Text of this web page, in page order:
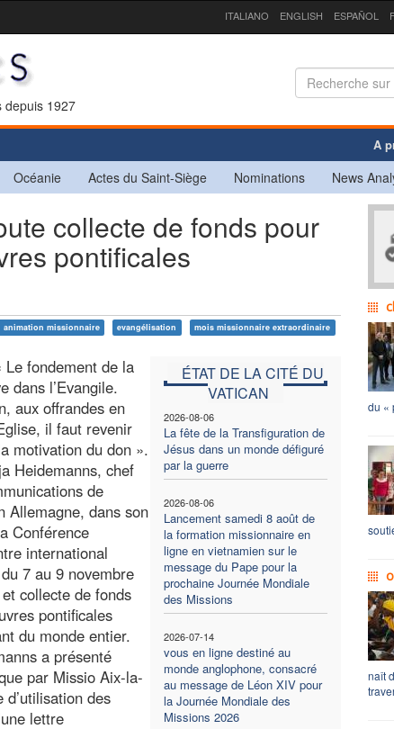
ITALIANO ENGLISH ESPAÑOL
depuis 1927
A
Océanie Actes du Saint-Siège Nominations News
collecte de fonds pour
pontificales
animation missionnaire evangélisation mois missionnaire extraordinaire
ÉTAT DE LA CITÉ DU
VATICAN
2026-08-06
La fête de la Transfiguration de
Jésus dans un monde défiguré
par la guerre
2026-08-06
Lancement samedi 8 août de
la formation missionnaire en
ligne en vietnamien sur le
message du Pape pour la
prochaine Journée Mondiale
des Missions
2026-07-14
vous en ligne destiné au
monde anglophone, consacré
au message de Léon XIV pour
la Journée Mondiale des
Missions 2026
fondement de la
dans l’Evangile.
aux offrandes en
il faut revenir
motivation du don ».
Heidemanns, chef
de
Allemagne, dans son
Conférence
international
7 au 9 novembre
collecte de fonds
pontificales
du monde entier.
a présenté
par Missio Aix-la-
des
lettre
du «
naît